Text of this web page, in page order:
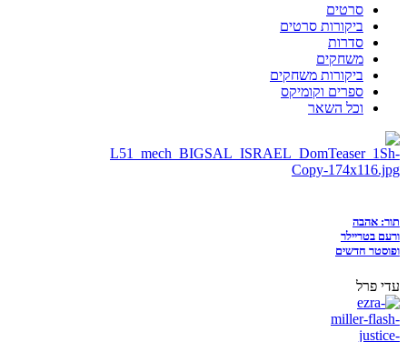
סרטים
ביקורות סרטים
סדרות
משחקים
ביקורות משחקים
ספרים וקומיקס
וכל השאר
תור: אהבה
ורעם בטריילר
ופוסטר חדשים
עדי פרל